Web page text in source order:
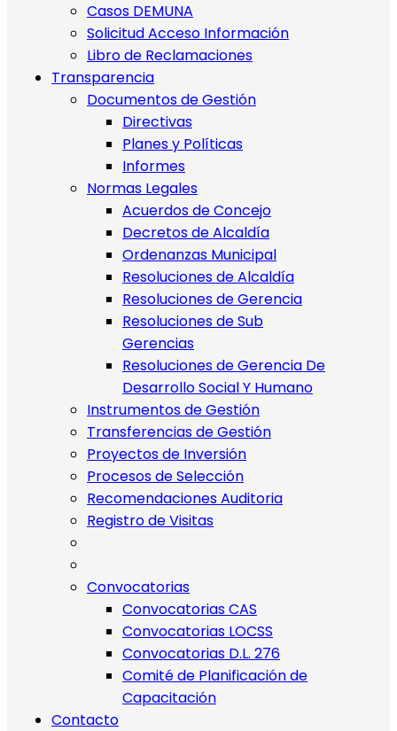
Casos DEMUNA
Solicitud Acceso Información
Libro de Reclamaciones
Transparencia
Documentos de Gestión
Directivas
Planes y Políticas
Informes
Normas Legales
Acuerdos de Concejo
Decretos de Alcaldía
Ordenanzas Municipal
Resoluciones de Alcaldía
Resoluciones de Gerencia
Resoluciones de Sub
Gerencias
Resoluciones de Gerencia De
Desarrollo Social Y Humano
Instrumentos de Gestión
Transferencias de Gestión
Proyectos de Inversión
Procesos de Selección
Recomendaciones Auditoria
Registro de Visitas
Convocatorias
Convocatorias CAS
Convocatorias LOCSS
Convocatorias D.L. 276
Comité de Planificación de
Capacitación
Contacto